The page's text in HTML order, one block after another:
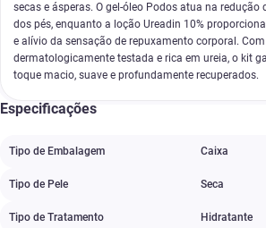
secas e ásperas. O gel-óleo Podos atua na redução
dos pés, enquanto a loção Ureadin 10%
e alívio da sensação de repuxamento corporal.
dermatologicamente testada e rica em ureia, o kit
toque macio, suave e profundamente recuperados.
Especificações
Tipo de Embalagem Caixa
Tipo de Pele Seca
Tipo de Tratamento Hidratante